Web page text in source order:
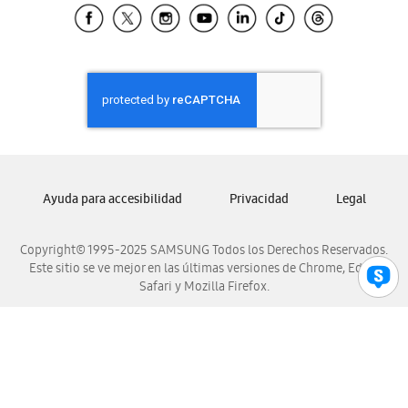
Samsung El Salvador
Samsung Honduras
Samsung Nicaragua
Samsung Panamá
Samsung Venezuela
Copyright© 1995-2025 SAMSUNG Todos los Derechos Reservados.
Este sitio se ve mejor en las últimas versiones de Chrome, Edge,
Safari y Mozilla Firefox.
Ayuda para accesibilidad Privacidad Legal